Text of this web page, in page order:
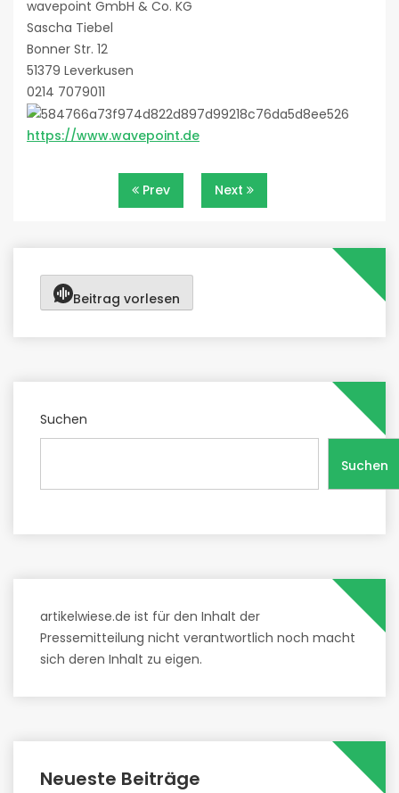
wavepoint GmbH & Co. KG
Sascha Tiebel
Bonner Str. 12
51379 Leverkusen
0214 7079011
https://www.wavepoint.de
Beitragsnavigation
Prev Next
Beitrag vorlesen
Suchen
Suchen
artikelwiese.de ist für den Inhalt der
Pressemitteilung nicht verantwortlich noch macht
sich deren Inhalt zu eigen.
Neueste Beiträge